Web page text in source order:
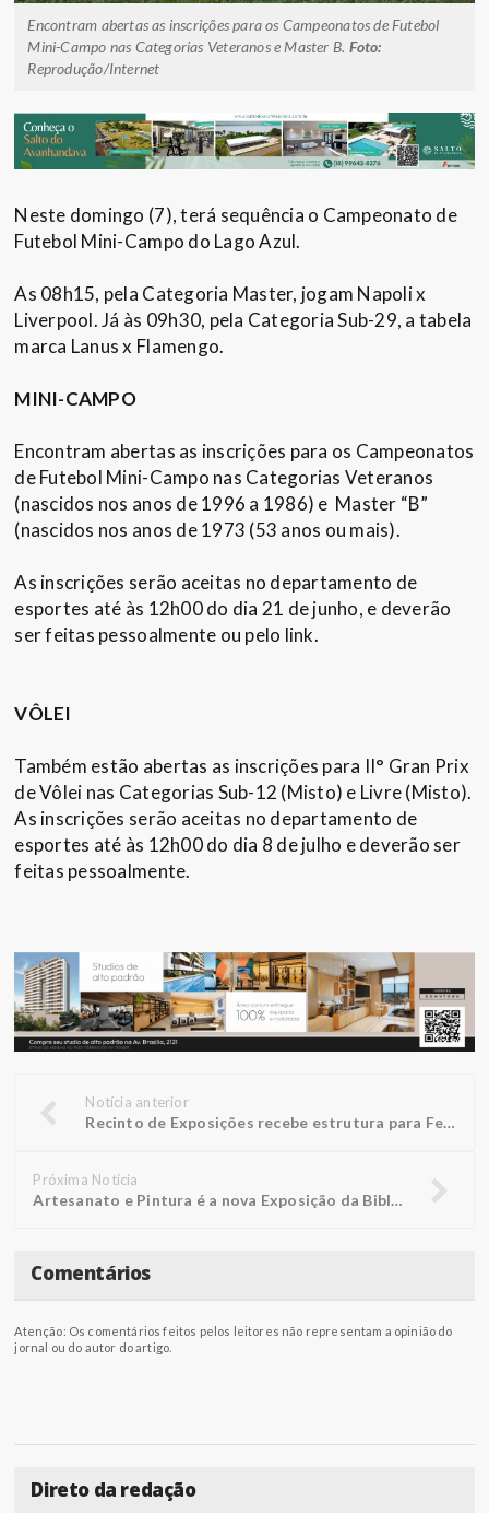
Encontram abertas as inscrições para os Campeonatos de Futebol
Mini-Campo nas Categorias Veteranos e Master B. Foto:
Reprodução/Internet
Neste domingo (7), terá sequência o Campeonato de
Futebol Mini-Campo do Lago Azul.
As 08h15, pela Categoria Master, jogam Napoli x
Liverpool. Já às 09h30, pela Categoria Sub-29, a tabela
marca Lanus x Flamengo.
MINI-CAMPO
Encontram abertas as inscrições para os Campeonatos
de Futebol Mini-Campo nas Categorias Veteranos
(nascidos nos anos de 1996 a 1986) e Master “B”
(nascidos nos anos de 1973 (53 anos ou mais).
As inscrições serão aceitas no departamento de
esportes até às 12h00 do dia 21 de junho, e deverão
ser feitas pessoalmente ou pelo link.
VÔLEI
Também estão abertas as inscrições para II° Gran Prix
de Vôlei nas Categorias Sub-12 (Misto) e Livre (Misto).
As inscrições serão aceitas no departamento de
esportes até às 12h00 do dia 8 de julho e deverão ser
feitas pessoalmente.
Notícia anterior
Recinto de Exposições recebe estrutura para Festa Junina Popular
Próxima Notícia
Artesanato e Pintura é a nova Exposição da Biblioteca FUNEPE
Comentários
Atenção: Os comentários feitos pelos leitores não representam a opinião do
jornal ou do autor do artigo.
Direto da redação